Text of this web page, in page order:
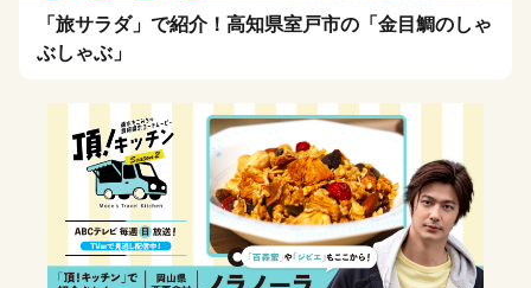
「旅サラダ」で紹介！高知県室戸市の「金目鯛のしゃ
ぶしゃぶ」